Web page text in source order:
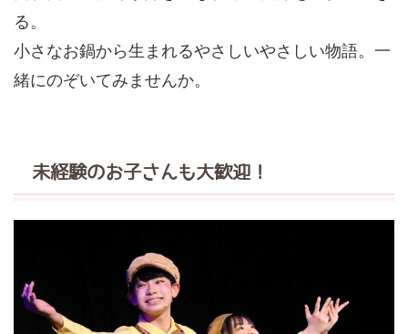
る。
小さなお鍋から生まれるやさしいやさしい物語。一
緒にのぞいてみませんか。
未経験のお子さんも大歓迎！